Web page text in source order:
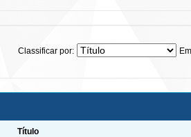
Classificar por:
Título